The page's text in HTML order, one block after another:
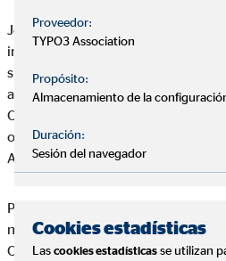
José Manuel Santos Ramírez es el
informa de que el acceso y uso de la
subdominios y directorios incluidos
adelante, conjuntamente
OVB”), así como los servicios que a
obtener, están sujetos a los
Aviso Legal.
Por ello, si las consideraciones
no son de su conformidad,
OVB, ya que cualquier uso que
Proveedor:
TYPO3 Association
Propósito:
Almacenamiento de la
Duración:
Sesión del navegador
Cookies estadísticas
Las cookies estadísticas se utilizan